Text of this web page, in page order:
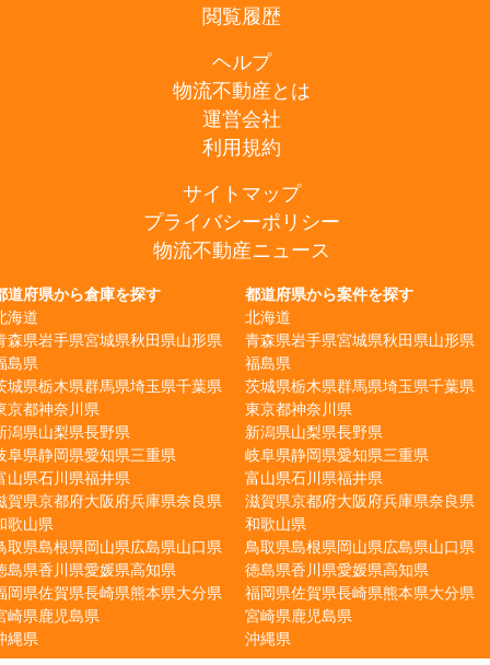
閲覧履歴
ヘルプ
物流不動産とは
運営会社
利用規約
サイトマップ
プライバシーポリシー
物流不動産ニュース
道府県から倉庫を探す
海道
森県岩手県宮城県秋田県山形県
島県
城県栃木県群馬県埼玉県千葉県
京都神奈川県
潟県山梨県長野県
阜県静岡県愛知県三重県
山県石川県福井県
賀県京都府大阪府兵庫県奈良県
歌山県
取県島根県岡山県広島県山口県
島県香川県愛媛県高知県
岡県佐賀県長崎県熊本県大分県
崎県鹿児島県
縄県
都道府県から案件を探す
北海道
青森県岩手県宮城県秋田県山形県
福島県
茨城県栃木県群馬県埼玉県千葉県
東京都神奈川県
新潟県山梨県長野県
岐阜県静岡県愛知県三重県
富山県石川県福井県
滋賀県京都府大阪府兵庫県奈良県
和歌山県
鳥取県島根県岡山県広島県山口県
徳島県香川県愛媛県高知県
福岡県佐賀県長崎県熊本県大分県
宮崎県鹿児島県
沖縄県